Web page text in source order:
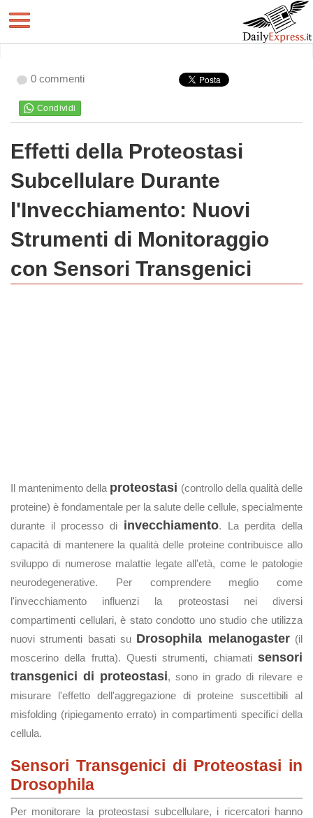
0 commenti
Effetti della Proteostasi
Subcellulare Durante
l'Invecchiamento: Nuovi
Strumenti di Monitoraggio
con Sensori Transgenici
Il mantenimento della proteostasi (controllo della qualità delle
proteine) è fondamentale per la salute delle cellule, specialmente
durante il processo di invecchiamento. La perdita della
capacità di mantenere la qualità delle proteine contribuisce allo
sviluppo di numerose malattie legate all'età, come le patologie
neurodegenerative. Per comprendere meglio come
l'invecchiamento influenzi la proteostasi nei diversi
compartimenti cellulari, è stato condotto uno studio che utilizza
nuovi strumenti basati su Drosophila melanogaster(il
moscerino della frutta). Questi strumenti, chiamati sensori
transgenici di proteostasi, sono in grado di rilevare e
misurare l'effetto dell'aggregazione di proteine suscettibili al
misfolding (ripiegamento errato) in compartimenti specifici della
cellula.
Sensori Transgenici di Proteostasi in
Drosophila
Per monitorare la proteostasi subcellulare, i ricercatori hanno